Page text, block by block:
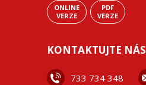
ONLINE
VERZE
PDF
VERZE
KONTAKTUJTE NÁS
733 734 348